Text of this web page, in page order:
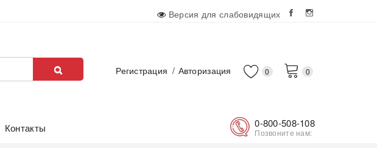
Версия для слабовидящих
Регистрация Авторизация 0
0
Контакты 0-800-508-108
Позвоните нам: